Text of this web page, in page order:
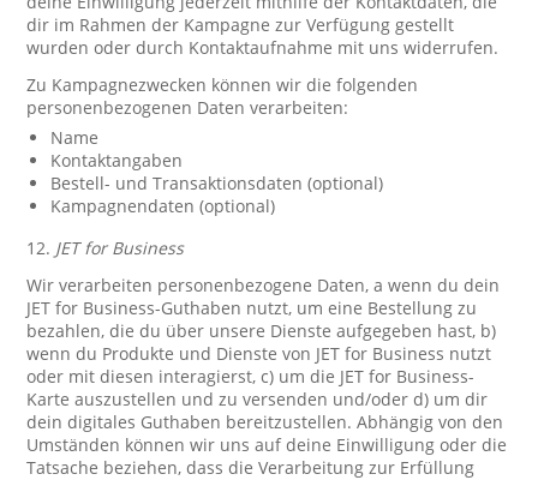
dir im Rahmen der Kampagne zur Verfügung gestellt
wurden oder durch Kontaktaufnahme mit uns widerrufen.
Zu Kampagnezwecken können wir die folgenden
personenbezogenen Daten verarbeiten:
Name
Kontaktangaben
Bestell- und Transaktionsdaten (optional)
Kampagnendaten (optional)
12. JET for Business
Wir verarbeiten personenbezogene Daten, a wenn du dein
JET for Business-Guthaben nutzt, um eine Bestellung zu
bezahlen, die du über unsere Dienste aufgegeben hast, b)
wenn du Produkte und Dienste von JET for Business nutzt
oder mit diesen interagierst, c) um die JET for Business-
Karte auszustellen und zu versenden und/oder d) um dir
dein digitales Guthaben bereitzustellen. Abhängig von den
Umständen können wir uns auf deine Einwilligung oder die
Tatsache beziehen, dass die Verarbeitung zur Erfüllung